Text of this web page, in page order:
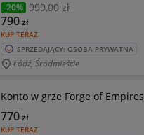
-20% 999,00 zł
KUP TERAZ
790zł
SPRZEDAJĄCY: OSOBA PRYWATNA
Łódź, Śródmieście
Konto w grze Forge of Empires
KUP TERAZ
770zł